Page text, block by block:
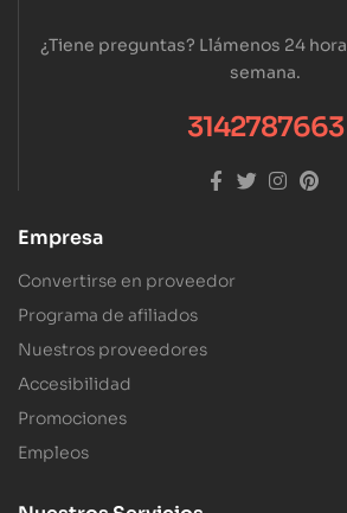
¿Tiene preguntas? Llámenos 24
semana.
3142787663
Empresa
Convertirse en proveedor
Programa de afiliados
Nuestros proveedores
Accesibilidad
Promociones
Empleos